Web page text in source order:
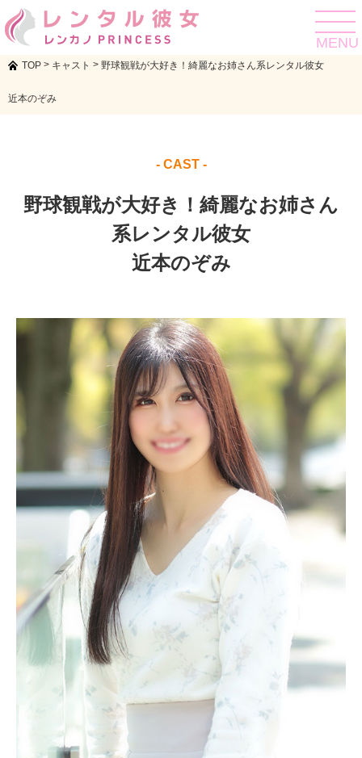
toggle
MENU
TOP > キャスト > 野球観戦が大好き！綺麗なお姉さん系レンタル彼女
近本のぞみ
- CAST -
野球観戦が大好き！綺麗なお姉さん
系レンタル彼女
近本のぞみ